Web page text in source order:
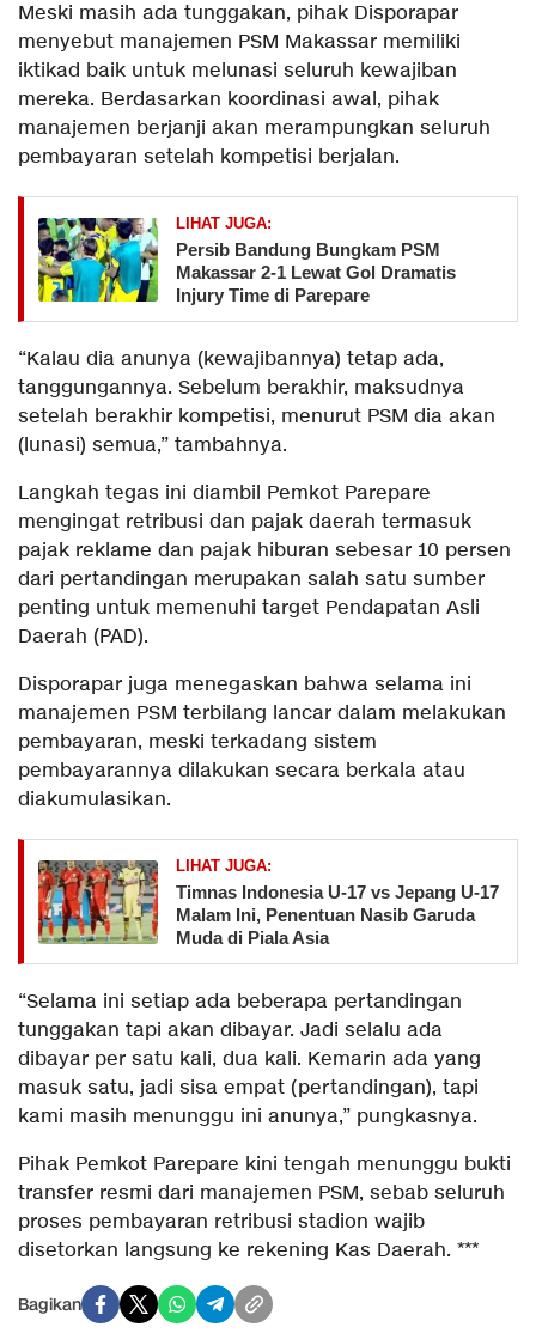
Meski masih ada tunggakan, pihak Disporapar
menyebut manajemen PSM Makassar memiliki
iktikad baik untuk melunasi seluruh kewajiban
mereka. Berdasarkan koordinasi awal, pihak
manajemen berjanji akan merampungkan seluruh
pembayaran setelah kompetisi berjalan.
LIHAT JUGA:
Persib Bandung Bungkam PSM
Makassar 2-1 Lewat Gol Dramatis
Injury Time di Parepare
“Kalau dia anunya (kewajibannya) tetap ada,
tanggungannya. Sebelum berakhir, maksudnya
setelah berakhir kompetisi, menurut PSM dia akan
(lunasi) semua,” tambahnya.
Langkah tegas ini diambil Pemkot Parepare
mengingat retribusi dan pajak daerah termasuk
pajak reklame dan pajak hiburan sebesar 10 persen
dari pertandingan merupakan salah satu sumber
penting untuk memenuhi target Pendapatan Asli
Daerah (PAD).
Disporapar juga menegaskan bahwa selama ini
manajemen PSM terbilang lancar dalam melakukan
pembayaran, meski terkadang sistem
pembayarannya dilakukan secara berkala atau
diakumulasikan.
LIHAT JUGA:
Timnas Indonesia U-17 vs Jepang U-17
Malam Ini, Penentuan Nasib Garuda
Muda di Piala Asia
“Selama ini setiap ada beberapa pertandingan
tunggakan tapi akan dibayar. Jadi selalu ada
dibayar per satu kali, dua kali. Kemarin ada yang
masuk satu, jadi sisa empat (pertandingan), tapi
kami masih menunggu ini anunya,” pungkasnya.
Pihak Pemkot Parepare kini tengah menunggu bukti
transfer resmi dari manajemen PSM, sebab seluruh
proses pembayaran retribusi stadion wajib
disetorkan langsung ke rekening Kas Daerah. ***
Bagikan